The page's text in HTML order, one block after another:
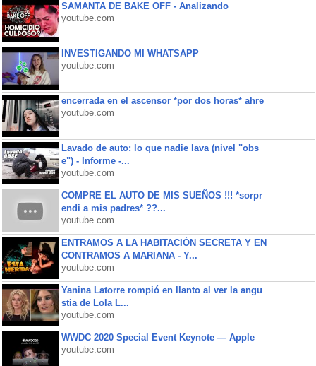
SAMANTA DE BAKE OFF - Analizando
youtube.com
INVESTIGANDO MI WHATSAPP
youtube.com
encerrada en el ascensor *por dos horas* ahre
youtube.com
Lavado de auto: lo que nadie lava (nivel "obs
e") - Informe -...
youtube.com
COMPRE EL AUTO DE MIS SUEÑOS !!! *sorpr
endi a mis padres* ??...
youtube.com
ENTRAMOS A LA HABITACIÓN SECRETA Y EN
CONTRAMOS A MARIANA - Y...
youtube.com
Yanina Latorre rompió en llanto al ver la angu
stia de Lola L...
youtube.com
WWDC 2020 Special Event Keynote — Apple
youtube.com